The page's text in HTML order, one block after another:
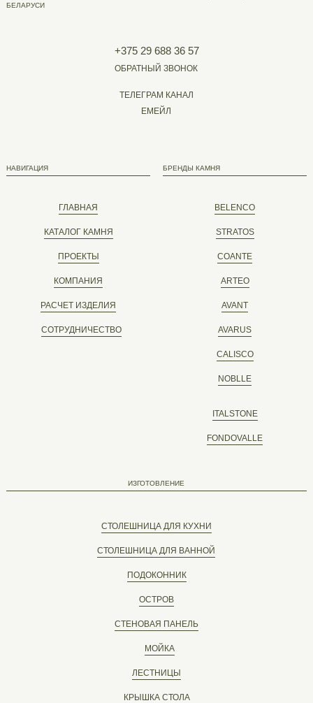
ГЛАВНАЯ
+375 29 688 36 57
ОБРАТНЫЙ ЗВОНОК
ТЕЛЕГРАМ КАНАЛ
ЕМЕЙЛ
НАВИГАЦИЯ
КАТАЛОГ КАМНЯ
ПРОЕКТЫ
РАСЧЕТ ИЗДЕЛИЯ
СОТРУДНИЧЕСТВО
КОМПАНИЯ
СТОЛЕШНИЦА ДЛЯ КУХНИ
ИЗГОТОВЛЕНИЕ
СТОЛЕШНИЦА ДЛЯ ВАННОЙ
ПОДОКОННИК
СТЕНОВАЯ ПАНЕЛЬ
МОЙКА
ЛЕСТНИЦЫ
КРЫШКА СТОЛА
ОСТРОВ
BELENCO
БРЕНДЫ КАМНЯ
STRATOS
COANTE
ITALSTONE
FONDOVALLE
БЕЛАРУСИ
ARTEO
AVANT
AVARUS
CALISCO
NOBLLE